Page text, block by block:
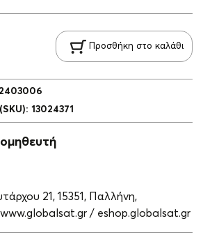
Προσθήκη στο καλάθι
: 13024371
21, 15351, Παλλήνη,
www.globalsat.gr / eshop.globalsat.gr